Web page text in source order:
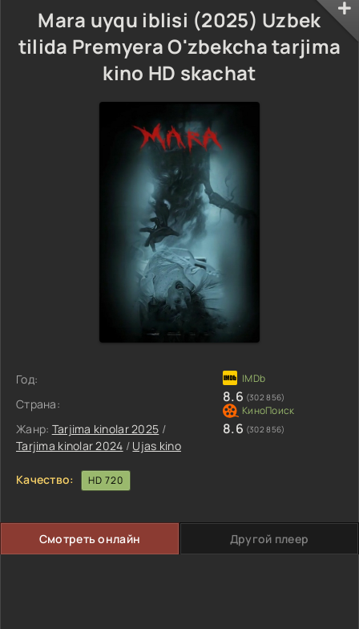
Mara uyqu iblisi (2025) Uzbek
tilida Premyera O'zbekcha tarjima
kino HD skachat
Год:
Страна:
Жанр: Tarjima kinolar 2025 /
Tarjima kinolar 2024 / Ujas kino
8.6 (302 856)
8.6 (302 856)
Качество: HD 720
Смотреть онлайн Другой плеер